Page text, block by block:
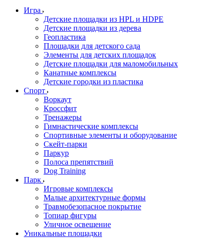
Игра
Детские площадки из HPL и HDPE
Детские площадки из дерева
Геопластика
Площадки для детского сада
Элементы для детских площадок
Детские площадки для маломобильных
Канатные комплексы
Детские городки из пластика
Спорт
Воркаут
Кроссфит
Тренажеры
Гимнастические комплексы
Спортивные элементы и оборудование
Скейт-парки
Паркур
Полоса препятствий
Dog Training
Парк
Игровые комплексы
Малые архитектурные формы
Травмобезопасное покрытие
Топиар фигуры
Уличное освещение
Уникальные площадки